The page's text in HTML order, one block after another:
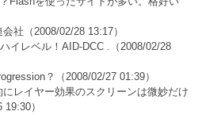
会社 （2008/02/28 13:17）
イレベル！AID-DCC . （2008/02/28
？
（2008/02/27 01:39）
レイヤー効果のスクリーンは微妙だけ
19:30）